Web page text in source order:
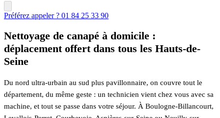
Préférez appeler ? 01 84 25 33 90
Nettoyage de canapé à domicile :
déplacement offert dans tous les Hauts-de-
Seine
Du nord ultra-urbain au sud plus pavillonnaire, on couvre tout le
département, du même geste : un technicien vient chez vous avec sa
machine, et tout se passe dans votre séjour. À Boulogne-Billancourt,